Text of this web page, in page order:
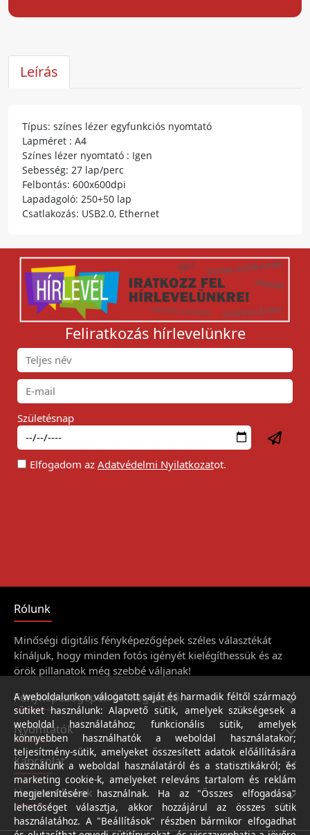
Leírás
Típus: színes lézer egyfunkciós nyomtató
Lapméret : A4
Színes lézer nyomtató : Igen
Sebesség: 27 lap/perc
Felbontás: 600x600dpi
Lapadagoló: 250+50 lap
Csatlakozás: USB2.0, Ethernet
Feliratkozás hírlevelünkre
Születésnap
Elfogadom az Adatvédelmi Nyilatkozatot.
Rólunk
Minőségi digitális fényképezőgépek széles választékát
kínáljuk, hogy minden fotós igényét kielégíthessük és az
örök pillanatok még szebbé váljanak!
Fényképezőgépek és kiegészítői
Nyomtatók
Kapcsolat
Hasznos linkek
A weboldalunkon válogatott saját és harmadik féltől származó
sütiket használunk: Alapvető sütik, amelyek szükségesek a
weboldal használatához; funkcionális sütik, amelyek
könnyebben használhatók a weboldal használatakor;
teljesítmény-sütik, amelyeket összesített adatok előállítására
használunk a weboldal használatáról és a statisztikákról; és
marketing cookie-k, amelyeket releváns tartalom és reklám
megjelenítésére használnak. Ha az "Összes elfogadása"
lehetőséget választja, akkor hozzájárul az összes sütik
használatához. A "Beállítások" részben bármikor elfogadhat